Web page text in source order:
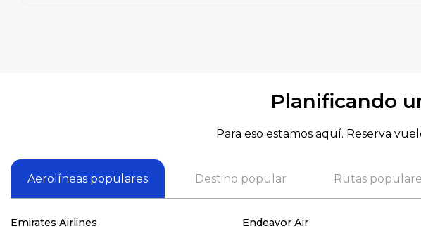
Planificando
Para eso estamos aquí. Reserva
Aerolíneas populares Destino popular Rutas
Emirates Airlines Endeavor Air